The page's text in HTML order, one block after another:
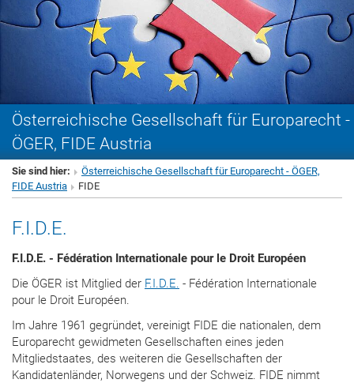
Österreichische Gesellschaft für Europarecht -
ÖGER, FIDE Austria
Sie sind hier:
Österreichische Gesellschaft für Europarecht - ÖGER,
FIDE Austria
FIDE
F.I.D.E.
F.I.D.E. - Fédération Internationale pour le Droit Européen
Die ÖGER ist Mitglied der F.I.D.E. - Fédération Internationale
pour le Droit Européen.
Im Jahre 1961 gegründet, vereinigt FIDE die nationalen, dem
Europarecht gewidmeten Gesellschaften eines jeden
Mitgliedstaates, des weiteren die Gesellschaften der
Kandidatenländer, Norwegens und der Schweiz. FIDE nimmt